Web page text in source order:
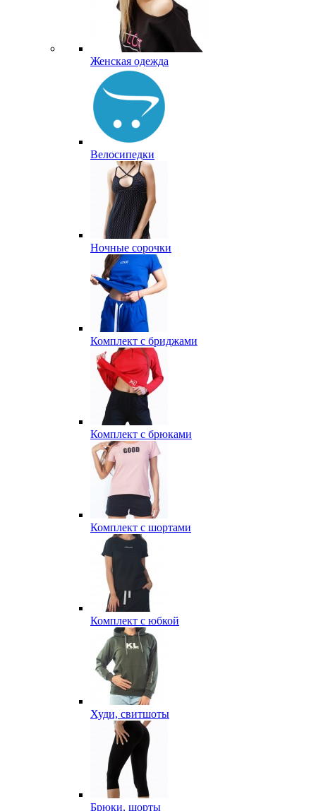
Женская одежда
Велосипедки
Ночные сорочки
Комплект с бриджами
Комплект с брюками
Комплект с шортами
Комплект с юбкой
Худи, свитшоты
Брюки, шорты